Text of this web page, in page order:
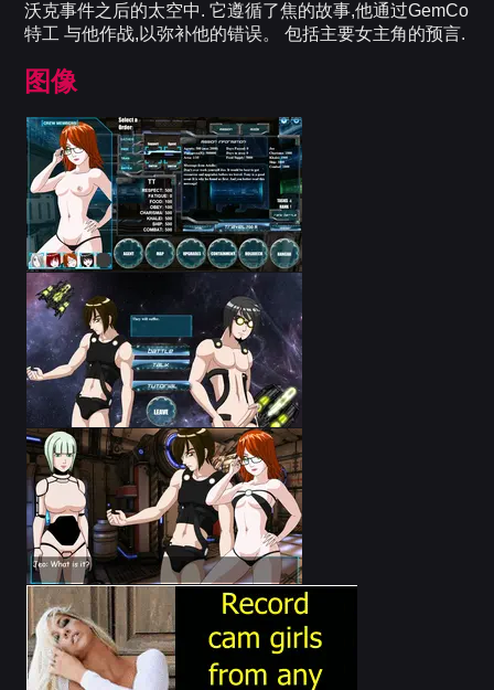
沃克事件之后的太空中. 它遵循了焦的故事,他通过GemCo
特工 与他作战,以弥补他的错误。 包括主要女主角的预言.
图像